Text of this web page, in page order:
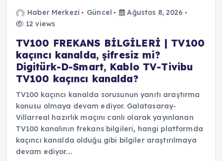
Haber Merkezi Güncel
Ağustos 8, 2026
12 views
TV100 FREKANS BİLGİLERİ | TV100
kaçıncı kanalda, şifresiz mi?
Digitürk-D-Smart, Kablo TV-Tivibu
TV100 kaçıncı kanalda?
TV100 kaçıncı kanalda sorusunun yanıtı araştırma
konusu olmaya devam ediyor. Galatasaray-
Villarreal hazırlık maçını canlı olarak yayınlanan
TV100 kanalının frekans bilgileri, hangi platformda
kaçıncı kanalda olduğu gibi bilgiler araştırılmaya
devam ediyor.…